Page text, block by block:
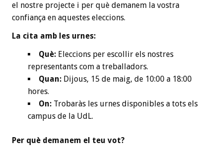
el nostre projecte i per què demanem la vostra
confiança en aquestes eleccions.
La cita amb les urnes:
Què: Eleccions per escollir els nostres
representants com a treballadors.
Quan: Dijous, 15 de maig, de 10:00 a 18:00
hores.
On: Trobaràs les urnes disponibles a tots els
campus de la UdL.
Per què demanem el teu vot?